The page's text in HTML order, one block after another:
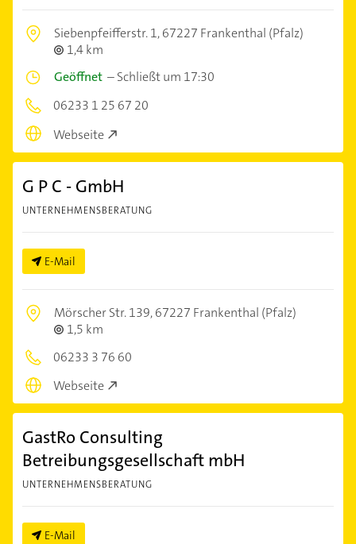
Siebenpfeifferstr. 1,67227 Frankenthal (Pfalz)
1,4 km
Geöffnet –Schließt um 17:30
06233 1 25 67 20
Webseite
G P C - GmbH
UNTERNEHMENSBERATUNG
E-Mail
Mörscher Str. 139,67227 Frankenthal (Pfalz)
1,5 km
06233 3 76 60
Webseite
GastRo Consulting
Betreibungsgesellschaft mbH
UNTERNEHMENSBERATUNG
E-Mail